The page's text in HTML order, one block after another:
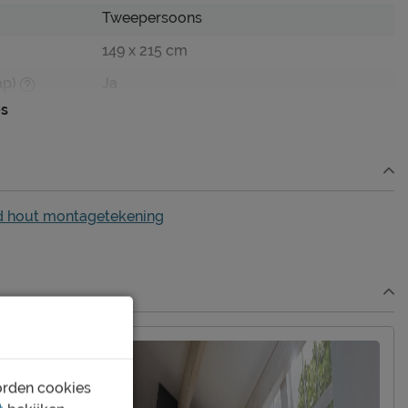
Tweepersoons
149 x 215 cm
wit
Mogelijk
hout montagetekening
cookies